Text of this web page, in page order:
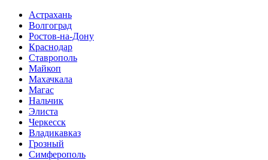
Астрахань
Волгоград
Ростов-на-Дону
Краснодар
Ставрополь
Майкоп
Махачкала
Магас
Нальчик
Элиста
Черкесск
Владикавказ
Грозный
Симферополь